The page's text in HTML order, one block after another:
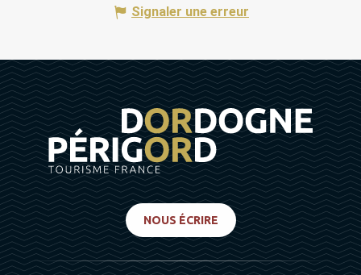
Signaler une erreur
NOUS ÉCRIRE